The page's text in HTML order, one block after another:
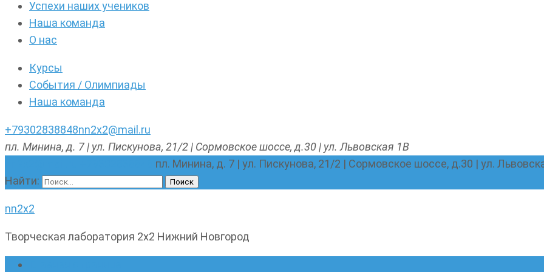
Успехи наших учеников
Наша команда
О нас
Курсы
События / Олимпиады
Наша команда
+79302838848nn2x2@mail.ru
пл. Минина, д. 7 | ул. Пискунова, 21/2 | Сормовское шоссе, д.30 | ул. Львовская 1В
пл. Минина, д. 7 | ул. Пискунова, 21/2 | Сормовское шоссе, д.30 | ул.
Найти:
nn2x2
Творческая лаборатория 2х2 Нижний Новгород